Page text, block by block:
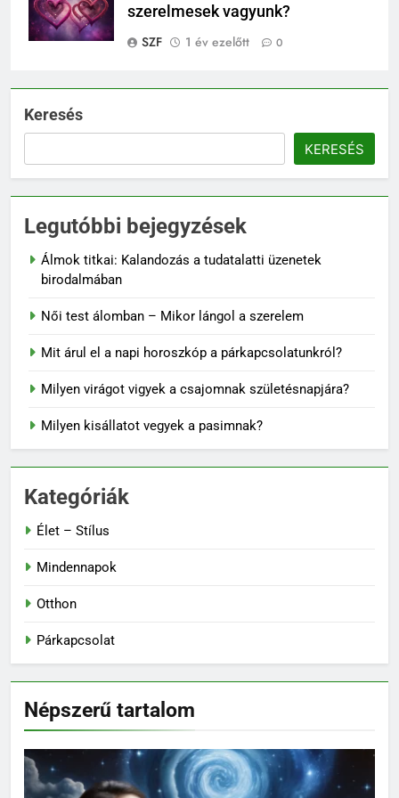
szerelmesek vagyunk?
SZF
1 év ezelőtt 0
Keresés
KERESÉS
Legutóbbi bejegyzések
Álmok titkai: Kalandozás a tudatalatti üzenetek
birodalmában
Női test álomban – Mikor lángol a szerelem
Mit árul el a napi horoszkóp a párkapcsolatunkról?
Milyen virágot vigyek a csajomnak születésnapjára?
Milyen kisállatot vegyek a pasimnak?
Kategóriák
Élet – Stílus
Mindennapok
Otthon
Párkapcsolat
Népszerű tartalom